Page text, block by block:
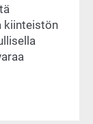
kiinteistön